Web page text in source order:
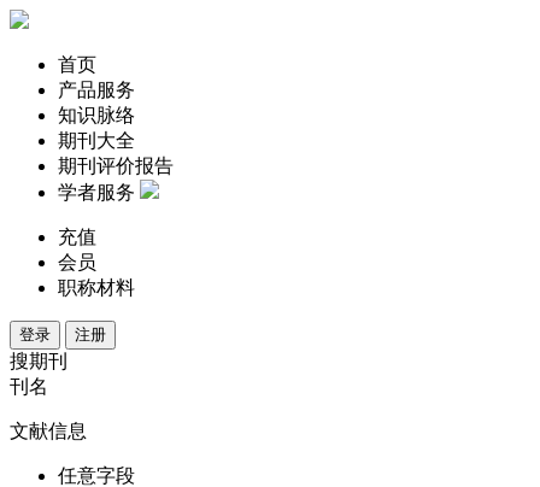
首页
产品服务
知识脉络
期刊大全
期刊评价报告
学者服务
充值
会员
职称材料
登录 注册
搜期刊
刊名
文献信息
任意字段